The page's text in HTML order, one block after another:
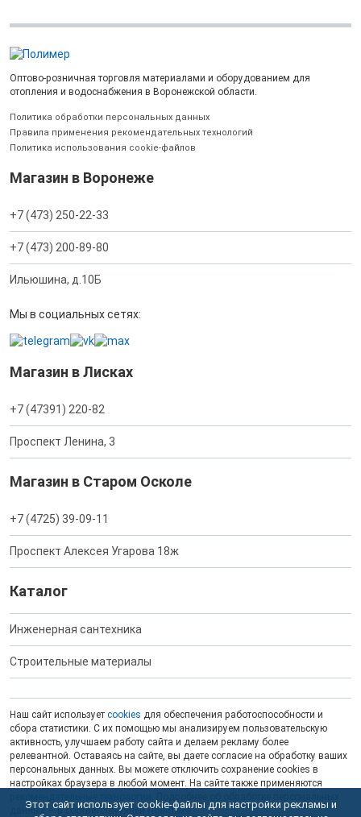
Оптово-розничная торговля материалами и оборудованием для
отопления и водоснабжения в Воронежской области.
Политика обработки персональных данных
Правила применения рекомендательных технологий
Политика использования cookie-файлов
Магазин в Воронеже
+7 (473) 250-22-33
+7 (473) 200-89-80
Ильюшина, д.10Б
Мы в социальных сетях:
Магазин в Лисках
+7 (47391) 220-82
Проспект Ленина, 3
Магазин в Старом Осколе
+7 (4725) 39-09-11
Проспект Алексея Угарова 18ж
Каталог
Инженерная сантехника
Строительные материалы
Наш сайт использует cookies для обеспечения работоспособности и
сбора статистики. С их помощью мы анализируем пользовательскую
активность, улучшаем работу сайта и делаем рекламу более
релевантной. Оставаясь на сайте, вы даете согласие на обработку ваших
персональных данных. Вы можете отключить сохранение cookies в
настройках браузера в любой момент. На сайте также применяются
данных — в соответствующейПолитике.
Этот сайт использует cookie-файлы для настройки рекламы и